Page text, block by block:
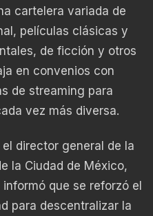
cartelera variada de
películas clásicas y
de ficción y otros
en convenios con
de streaming para
vez más diversa.
director general de la
la Ciudad de México,
que se reforzó el
para descentralizar la